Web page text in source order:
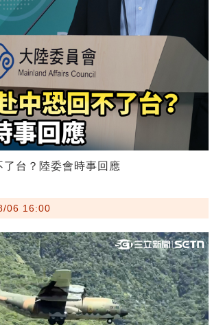
台？陸委會時事回應
06 16:00